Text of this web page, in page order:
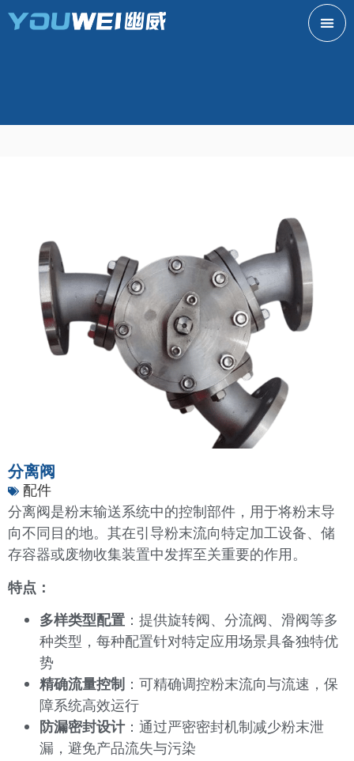
分离阀
配件
分离阀是粉末输送系统中的控制部件，用于将粉末导
向不同目的地。其在引导粉末流向特定加工设备、储
存容器或废物收集装置中发挥至关重要的作用。
特点：
多样类型配置 ：提供旋转阀、分流阀、滑阀等多
种类型，每种配置针对特定应用场景具备独特优
势
精确流量控制 ：可精确调控粉末流向与流速，保
障系统高效运行
防漏密封设计：通过严密密封机制减少粉末泄
漏，避免产品流失与污染